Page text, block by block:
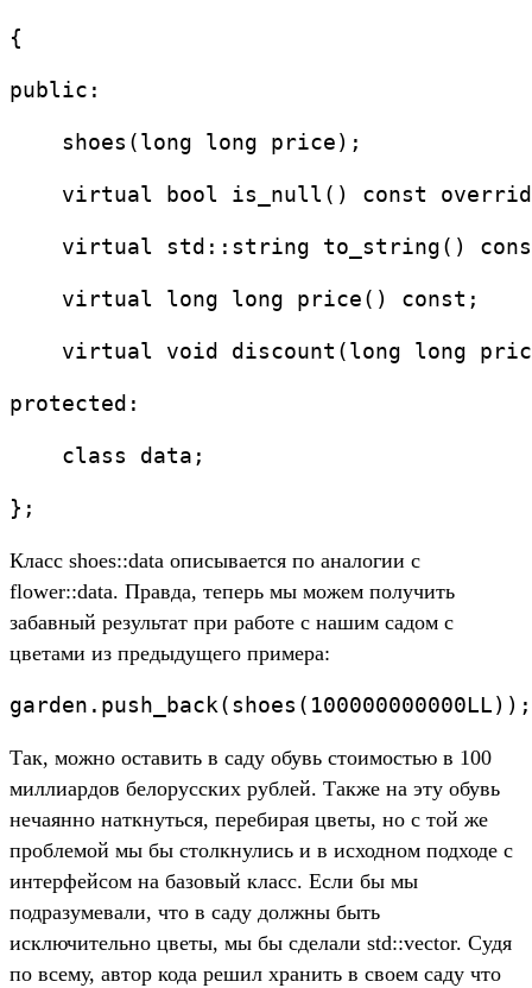
{
public:
    shoes(long long price);
virtual bool is_null() const
virtual std::string to_string()
    virtual long long price() const;
virtual void discount(long long
protected:
    class data;
};
Класс shoes::data описывается по аналогии с
flower::data. Правда, теперь мы можем получить
забавный результат при работе с нашим садом с
цветами из предыдущего примера:
garden.push_back(shoes(100000000000LL));
Так, можно оставить в саду обувь стоимостью в 100
миллиардов белорусских рублей. Также на эту обувь
нечаянно наткнуться, перебирая цветы, но с той же
проблемой мы бы столкнулись и в исходном подходе с
интерфейсом на базовый класс. Если бы мы
подразумевали, что в саду должны быть
исключительно цветы, мы бы сделали std::vector. Судя
по всему, автор кода решил хранить в своем саду что